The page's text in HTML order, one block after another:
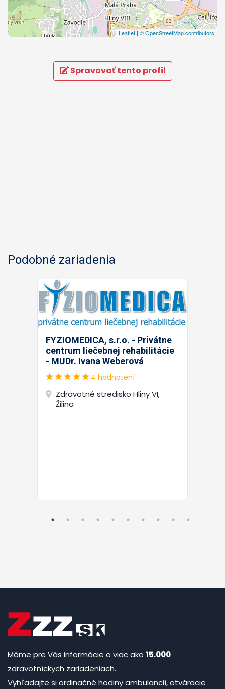
Leaflet | © OpenStreetMap contributors
Spravovať tento profil
Podobné zariadenia
FYZIOMEDICA, s.r.o. - Privátne
centrum liečebnej rehabilitácie
- MUDr. Ivana Weberová
4 hodnotení
Zdravotné stredisko Hliny VI,
Žilina
Máme pre Vás informácie o viac ako 15.000
zdravotníckych zariadeniach.
Vyhľadajte si ordinačné hodiny ambulancií, otváracie